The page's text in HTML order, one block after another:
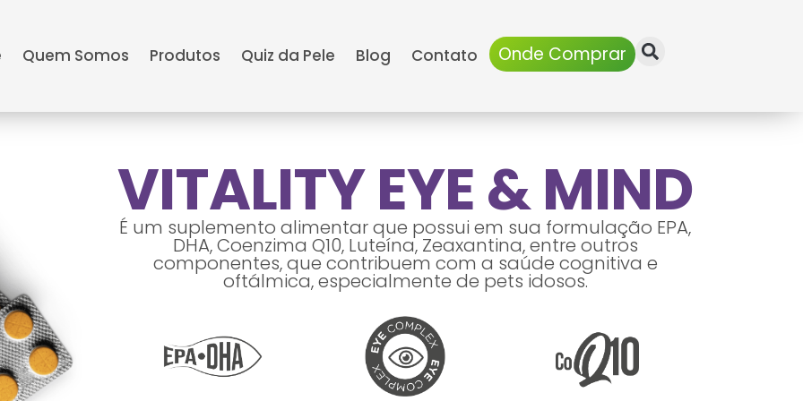
Quem Somos Produtos Quiz da Pele Blog Contato Onde Comprar
VITALITY EYE & MIND
É um suplemento alimentar que possui em sua formulação EPA,
DHA, Coenzima Q10, Luteína, Zeaxantina, entre outros
componentes, que contribuem com a saúde cognitiva e
oftálmica, especialmente de pets idosos.